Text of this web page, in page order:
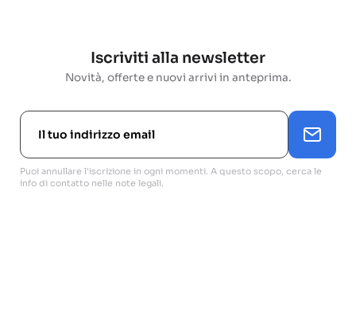
Iscriviti alla newsletter
Novità, offerte e nuovi arrivi in anteprima.
Puoi annullare l'iscrizione in ogni momenti. A questo scopo, cerca le
info di contatto nelle note legali.